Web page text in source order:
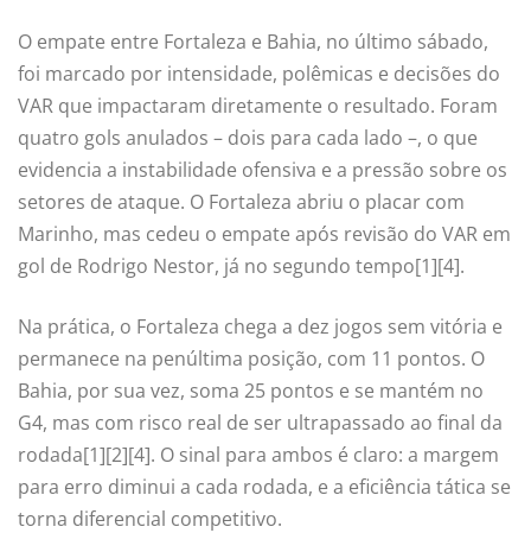
O empate entre Fortaleza e Bahia, no último sábado,
foi marcado por intensidade, polêmicas e decisões do
VAR que impactaram diretamente o resultado. Foram
quatro gols anulados – dois para cada lado –, o que
evidencia a instabilidade ofensiva e a pressão sobre os
setores de ataque. O Fortaleza abriu o placar com
Marinho, mas cedeu o empate após revisão do VAR em
gol de Rodrigo Nestor, já no segundo tempo[1][4].
Na prática, o Fortaleza chega a dez jogos sem vitória e
permanece na penúltima posição, com 11 pontos. O
Bahia, por sua vez, soma 25 pontos e se mantém no
G4, mas com risco real de ser ultrapassado ao final da
rodada[1][2][4]. O sinal para ambos é claro: a margem
para erro diminui a cada rodada, e a eficiência tática se
torna diferencial competitivo.